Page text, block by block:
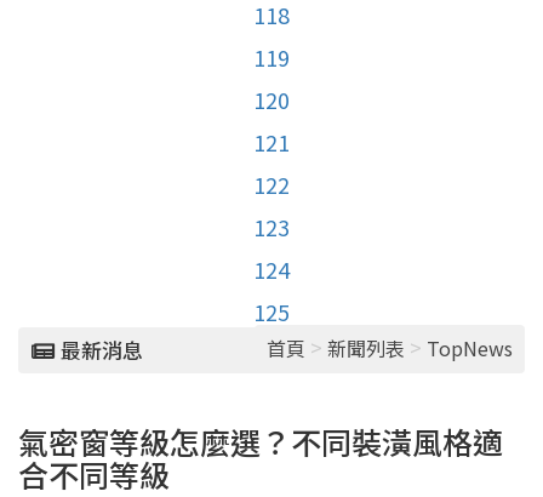
118
119
120
121
122
123
124
125
最新消息 首頁 > 新聞列表 > TopNews
氣密窗等級怎麼選？不同裝潢風格適
合不同等級